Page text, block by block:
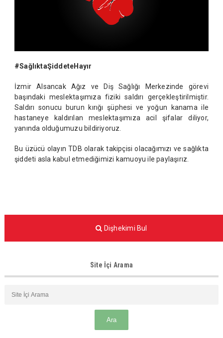
#SağlıktaŞiddeteHayır
İzmir Alsancak Ağız ve Diş Sağlığı Merkezinde görevi
başındaki meslektaşımıza fiziki saldırı gerçekleştirilmiştir.
Saldırı sonucu burun kırığı şüphesi ve yoğun kanama ile
hastaneye kaldırılan meslektaşımıza acil şifalar diliyor,
yanında olduğumuzu bildiriyoruz.
Bu üzücü olayın TDB olarak takipçisi olacağımızı ve sağlıkta
şiddeti asla kabul etmediğimizi kamuoyu ile paylaşırız.
Dişhekimi Bul
Site İçi Arama